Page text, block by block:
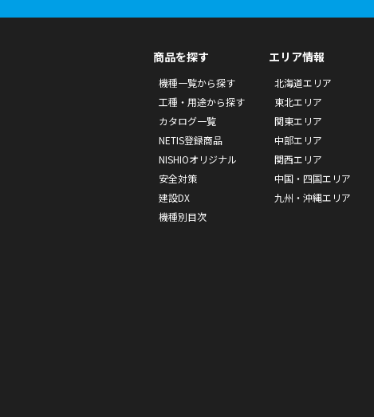
商品を探す
機種一覧から探す
工種・用途から探す
カタログ一覧
NETIS登録商品
NISHIOオリジナル
安全対策
建設DX
機種別目次
エリア情報
北海道エリア
東北エリア
関東エリア
中部エリア
関西エリア
中国・四国エリア
九州・沖縄エリア